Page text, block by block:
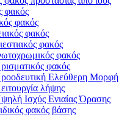
φακός
φακός
φακός
φακός
φακός
φακός
Ελεύθερη Μορφή
λήψης
Ισχύς Ενιαίας Όρασης
φακός βάσης